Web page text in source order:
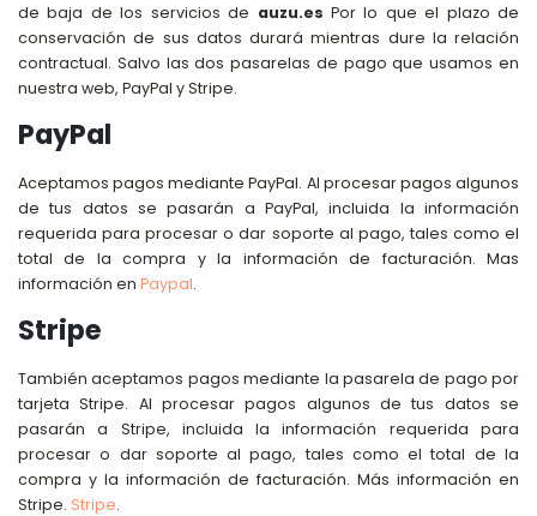
de baja de los servicios de auzu.es Por lo que el plazo de
conservación de sus datos durará mientras dure la relación
contractual. Salvo las dos pasarelas de pago que usamos en
nuestra web, PayPal y Stripe.
PayPal
Aceptamos pagos mediante PayPal. Al procesar pagos algunos
de tus datos se pasarán a PayPal, incluida la información
requerida para procesar o dar soporte al pago, tales como el
total de la compra y la información de facturación. Mas
información en Paypal.
Stripe
También aceptamos pagos mediante la pasarela de pago por
tarjeta Stripe. Al procesar pagos algunos de tus datos se
pasarán a Stripe, incluida la información requerida para
procesar o dar soporte al pago, tales como el total de la
compra y la información de facturación. Más información en
Stripe. Stripe.